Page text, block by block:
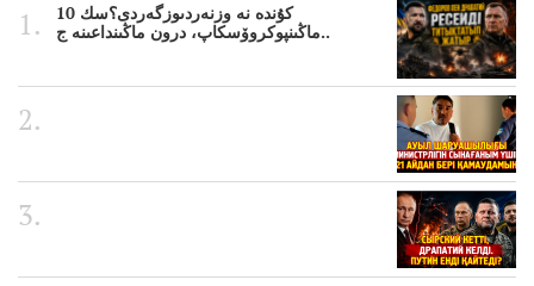
10 كۇندە نە وزنەردىوزگەردى؟سك
ماڭىنپوكروۆسكاپ، درون ماڭىنداعىنە ج..